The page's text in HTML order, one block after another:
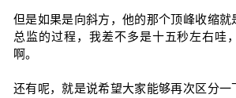
但是如果是向斜方，他的那个顶峰收缩就
总监的过程，我差不多是十五秒左右哇
啊。
还有呢，就是说希望大家能够再次区分一